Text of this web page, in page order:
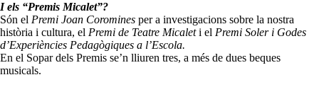
I els “Premis Micalet”?
Són el Premi Joan Coromines per a investigacions sobre la nostra
història i cultura, el Premi de Teatre Micaleti el Premi Soler i Godes
d’Experiències Pedagògiques a l’Escola.
En el Sopar dels Premis se’n lliuren tres, a més de dues beques
musicals.